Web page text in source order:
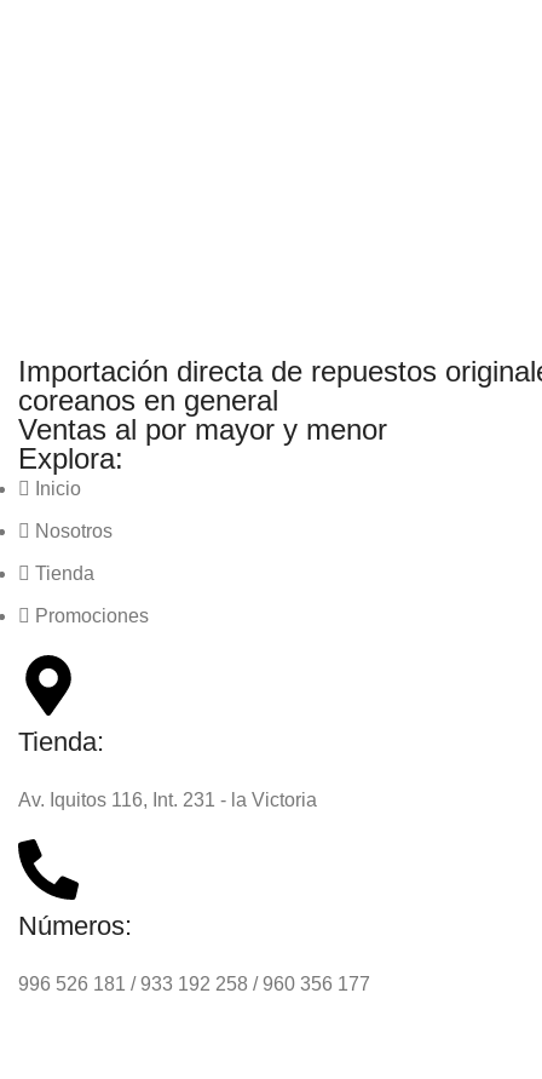
Importación directa de repuestos
coreanos en general
Ventas al por mayor y menor
Explora:
Inicio
Nosotros
Tienda
Promociones
Tienda:
Av. Iquitos 116, Int. 231 - la Victoria
Números:
996 526 181 / 933 192 258 / 960 356 177